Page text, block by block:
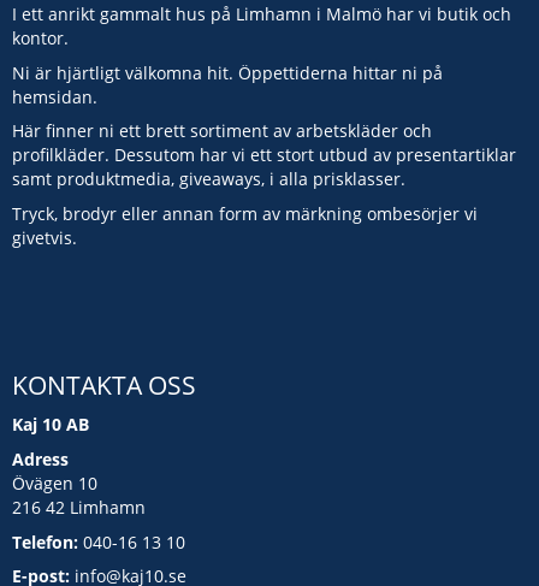
I ett anrikt gammalt hus på Limhamn i Malmö har vi butik och
kontor.
Ni är hjärtligt välkomna hit. Öppettiderna hittar ni på
hemsidan.
Här finner ni ett brett sortiment av arbetskläder och
profilkläder. Dessutom har vi ett stort utbud av presentartiklar
samt produktmedia, giveaways, i alla prisklasser.
Tryck, brodyr eller annan form av märkning ombesörjer vi
givetvis.
KONTAKTA OSS
Kaj 10 AB
Adress
Övägen 10
216 42 Limhamn
Telefon: 040-16 13 10
E-post: info@kaj10.se